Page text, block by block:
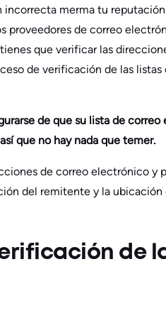
merma tu
proveedores de correo
que verificar las
de verificación de las listas
de que su lista de
que no hay nada que temer.
de correo electrónico y
del remitente y la ubicación
de